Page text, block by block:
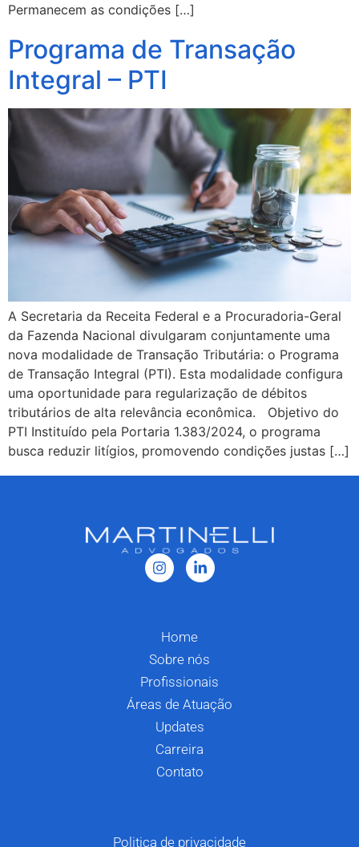
Permanecem as condições […]
Programa de Transação
Integral – PTI
A Secretaria da Receita Federal e a Procuradoria-Geral
da Fazenda Nacional divulgaram conjuntamente uma
nova modalidade de Transação Tributária: o Programa
de Transação Integral (PTI). Esta modalidade configura
uma oportunidade para regularização de débitos
tributários de alta relevância econômica. Objetivo do
PTI Instituído pela Portaria 1.383/2024, o programa
busca reduzir litígios, promovendo condições justas […]
Home
Sobre nós
Profissionais
Áreas de Atuação
Updates
Carreira
Contato
Politica de privacidade